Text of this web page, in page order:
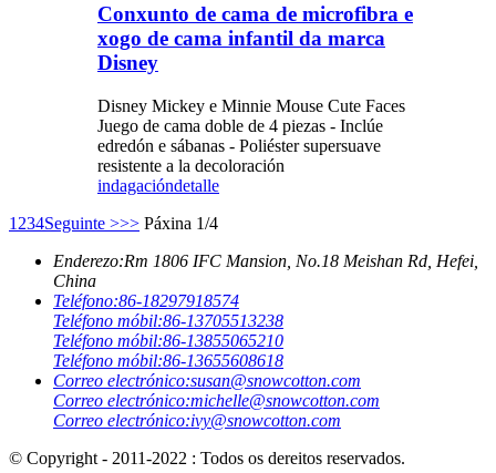
Conxunto de cama de microfibra e
xogo de cama infantil da marca
Disney
Disney Mickey e Minnie Mouse Cute Faces
Juego de cama doble de 4 piezas - Inclúe
edredón e sábanas - Poliéster supersuave
resistente a la decoloración
indagacióndetalle
1 234Seguinte >>> Páxina 1/4
Enderezo:Rm 1806 IFC Mansion, No.18 Meishan Rd, Hefei,
China
Teléfono:86-18297918574
Teléfono móbil:86-13705513238
Teléfono móbil:86-13855065210
Teléfono móbil:86-13655608618
Correo electrónico:susan@snowcotton.com
Correo electrónico:michelle@snowcotton.com
Correo electrónico:ivy@snowcotton.com
© Copyright - 2011-2022 : Todos os dereitos reservados.